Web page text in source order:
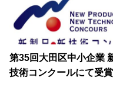
第35回大田区中小企業
技術コンクールにて受